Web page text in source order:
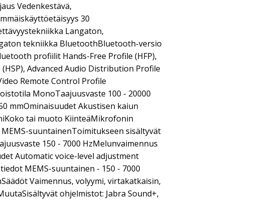
Vedenkestävä,
30
Langaton,
tekniikka BluetoothBluetooth-versio
profiilit Hands-Free Profile (HFP),
Advanced Audio Distribution Profile
Remote Control Profile
MonoTaajuusvaste 100 - 20000
mmOminaisuudet Akustisen kaiun
tai muoto KiinteäMikrofonin
suuntainenToimitukseen sisältyvät
150 - 7000 HzMelunvaimennus
Automatic voice-level adjustment
MEMS-suuntainen - 150 - 7000
Vaimennus, volyymi, virtakatkaisin,
ohjelmistot: Jabra Sound+,